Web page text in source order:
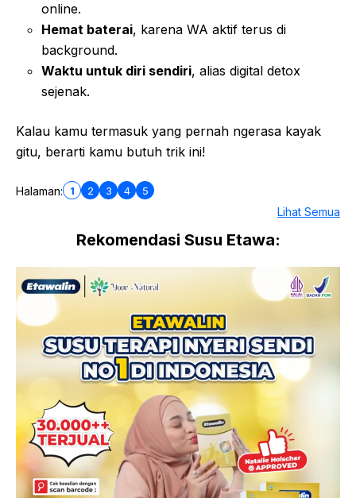
online.
Hemat baterai, karena WA aktif terus di
background.
Waktu untuk diri sendiri, alias digital detox
sejenak.
Kalau kamu termasuk yang pernah ngerasa kayak
gitu, berarti kamu butuh trik ini!
Halaman: 1 2 3 4 5
Lihat Semua
Rekomendasi Susu Etawa: